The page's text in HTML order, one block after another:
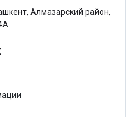
Алмазарский район,